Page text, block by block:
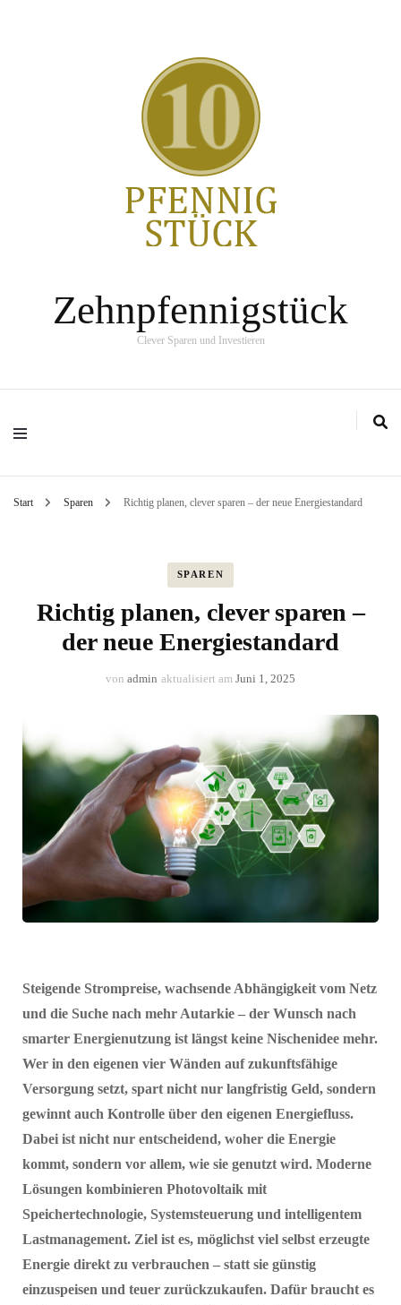
Zehnpfennigstück
Clever Sparen und Investieren
Start Sparen Richtig planen, clever sparen – der neue Energiestandard
SPAREN
Richtig planen, clever sparen –
der neue Energiestandard
von admin aktualisiert am Juni 1, 2025
Steigende Strompreise, wachsende Abhängigkeit vom Netz
und die Suche nach mehr Autarkie – der Wunsch nach
smarter Energienutzung ist längst keine Nischenidee mehr.
Wer in den eigenen vier Wänden auf zukunftsfähige
Versorgung setzt, spart nicht nur langfristig Geld, sondern
gewinnt auch Kontrolle über den eigenen Energiefluss.
Dabei ist nicht nur entscheidend, woher die Energie
kommt, sondern vor allem, wie sie genutzt wird. Moderne
Lösungen kombinieren Photovoltaik mit
Speichertechnologie, Systemsteuerung und intelligentem
Lastmanagement. Ziel ist es, möglichst viel selbst erzeugte
Energie direkt zu verbrauchen – statt sie günstig
einzuspeisen und teuer zurückzukaufen. Dafür braucht es